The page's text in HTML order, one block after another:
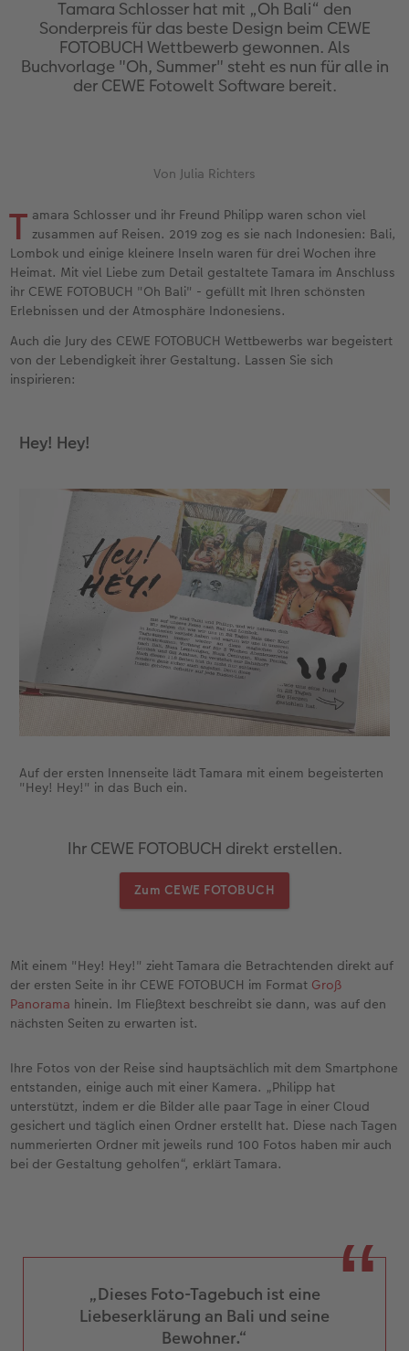
Erinnerungstasche
Personalisierter Schuber
Bestellwege
Jahrbuch
Reisefotobuch
Kundenbeispiele
Webinare & VHS
Erste Schritte
Neuheiten
hexxas
Acrylglas
Alu Dibond
Hartschaum
Foto auf Holz
Mehrteiler
Bestellwege
Ideen zur Wandgestaltung
Extras
Bilderboxen
Fotosets
Fotosticker
Rahmen
Fotogrößen & Formate
Bestellwege
Last Minute Fotos
CEWE myPhotos
Extras
Sofortfotos
Sofortfotos mit Rahmen
Sofortfotos mit Text
Sofortfotostreifen
Sofortfotogrußkarten
Sofortfotosets
Sofortfotocollagen
Mehrteilige Sofortfotos
Fototassen
Emaille Becher
Trinkflasche
Schule & Büro
Textilien
Art Prints
Faber-Castell
Foto-Geschenkbox
Geburtskarten
Taufkarten
Postkarten Sets
Fotokarten
Digitale Grußkarte
Bestellwege
Papierqualitäten
Weitere Anlässe
Silikonhüllen
Handykette
Kunststoffhüllen
Holzhüllen
Bio-based Case
Mit Design
Bestellwege
Inspiration
Papierqualitäten
Bestellwege
Designvorlagen
Gestaltungsideen
CEWE myPhotos
Neuheiten
Extras
Danke sagen
für Männer
für Frauen
für Kinder
für Großeltern
für Tierfreunde
Einfach & schnell gestaltet
Besondere Geschenkideen
Erste Schritte
Softwaretipps
Videotutorials
Tamara Schlosser hat mit „Oh Bali“ den
Sonderpreis für das beste Design beim CEWE
FOTOBUCH Wettbewerb gewonnen. Als
Buchvorlage "Oh, Summer" steht es nun für alle in
der CEWE Fotowelt Software bereit.
Von Julia Richters
T amara Schlosser und ihr Freund Philipp waren schon viel
zusammen auf Reisen. 2019 zog es sie nach Indonesien: Bali,
Lombok und einige kleinere Inseln waren für drei Wochen ihre
Heimat. Mit viel Liebe zum Detail gestaltete Tamara im Anschluss
ihr CEWE FOTOBUCH "Oh Bali" - gefüllt mit Ihren schönsten
Erlebnissen und der Atmosphäre Indonesiens.
Auch die Jury des CEWE FOTOBUCH Wettbewerbs war begeistert
von der Lebendigkeit ihrer Gestaltung. Lassen Sie sich
inspirieren:
Hey! Hey!
Auf der ersten Innenseite lädt Tamara mit einem begeisterten
"Hey! Hey!" in das Buch ein.
Ihr CEWE FOTOBUCH direkt erstellen.
Zum CEWE FOTOBUCH
Mit einem "Hey! Hey!" zieht Tamara die Betrachtenden direkt auf
der ersten Seite in ihr CEWE FOTOBUCH im Format Groß
Panorama hinein. Im Fließtext beschreibt sie dann, was auf den
nächsten Seiten zu erwarten ist.
Ihre Fotos von der Reise sind hauptsächlich mit dem Smartphone
entstanden, einige auch mit einer Kamera. „Philipp hat
unterstützt, indem er die Bilder alle paar Tage in einer Cloud
gesichert und täglich einen Ordner erstellt hat. Diese nach Tagen
nummerierten Ordner mit jeweils rund 100 Fotos haben mir auch
bei der Gestaltung geholfen“, erklärt Tamara.
„Dieses Foto-Tagebuch ist eine
Liebeserklärung an Bali und seine
Bewohner.“